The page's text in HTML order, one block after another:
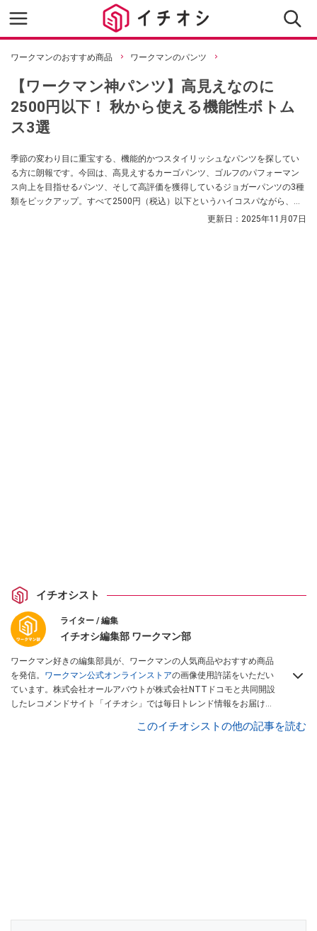
ワークマンのおすすめ商品 ワークマンのパンツ
【ワークマン神パンツ】高見えなのに
2500円以下！ 秋から使える機能性ボトム
ス3選
季節の変わり目に重宝する、機能的かつスタイリッシュなパンツを探してい
る方に朗報です。今回は、高見えするカーゴパンツ、ゴルフのパフォーマン
ス向上を目指せるパンツ、そして高評価を獲得しているジョガーパンツの3種
類をピックアップ。すべて2500円（税込）以下というハイコスパながら、着
心地と機能性を両立したワークマンならではのアイテムをご紹介します。
更新日： 2025年11月07日
イチオシスト
ライター / 編集
イチオシ編集部 ワークマン部
ワークマン好きの編集部員が、ワークマンの人気商品やおすすめ商品
を発信。 ワークマン公式オンラインストアの画像使用許諾をいただい
ています。株式会社オールアバウトが株式会社NTTドコモと共同開設
したレコメンドサイト「イチオシ」では毎日トレンド情報をお届け。
このイチオシストの他の記事を読む